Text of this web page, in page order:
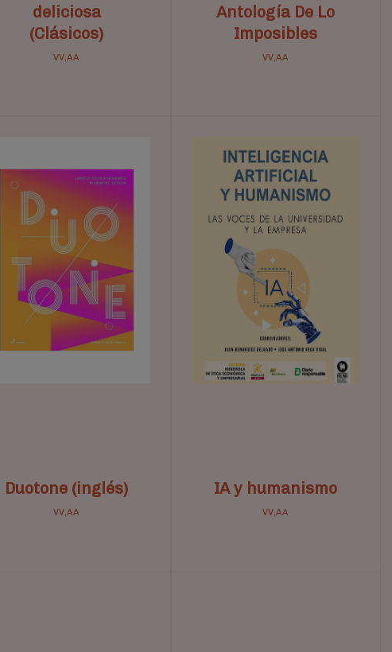
deliciosa
(Clásicos)
VV,AA
Antología De Lo
Imposibles
VV,AA
Duotone (inglés)
VV,AA
IA y humanismo
VV,AA